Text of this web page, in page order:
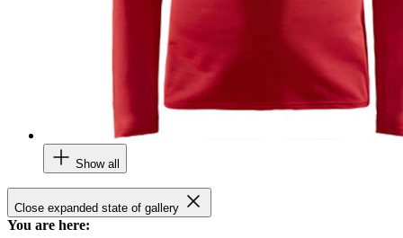
Show all
Close expanded state of gallery
You are here: